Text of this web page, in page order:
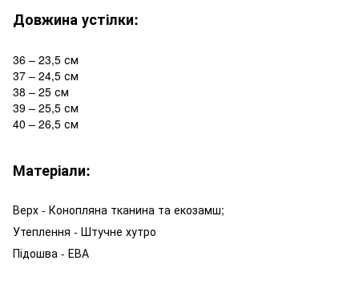
Довжина устілки:
36 – 23,5 см
37 – 24,5 см
38 – 25 см
39 – 25,5 см
40 – 26,5 см
Матеріали:
Верх - Конопляна тканина та екозамш;
Утеплення - Штучне хутро
Підошва - ЕВА